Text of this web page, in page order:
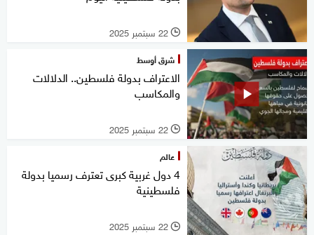
l 22 سبتمبر 2025
شرق أوسط
الاعتراف بدولة فلسطين.. الدلالات
والمكاسب
l 22 سبتمبر 2025
عالم
4 دول غربية كبرى تعترف رسميا بدولة
فلسطينية
l 22 سبتمبر 2025